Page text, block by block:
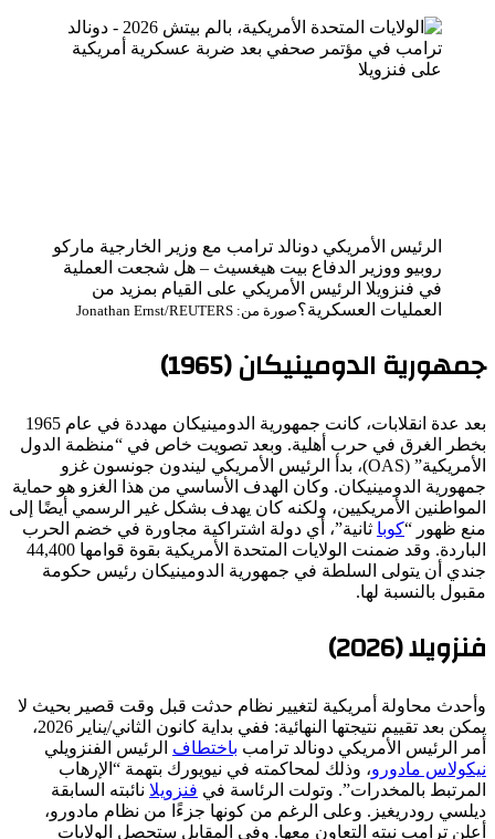
الرئيس الأمريكي دونالد ترامب مع وزير الخارجية ماركو
روبيو ووزير الدفاع بيت هيغسيث – هل شجعت العملية
في فنزويلا الرئيس الأمريكي على القيام بمزيد من
العمليات العسكرية؟صورة من: Jonathan Ernst/REUTERS
جمهورية الدومينيكان (1965)
بعد عدة انقلابات، كانت جمهورية الدومينيكان مهددة في عام 1965
بخطر الغرق في حرب أهلية. وبعد تصويت خاص في “منظمة الدول
الأمريكية” (OAS)، بدأ الرئيس الأمريكي ليندون جونسون غزو
جمهورية الدومينيكان. وكان الهدف الأساسي من هذا الغزو هو حماية
المواطنين الأمريكيين، ولكنه كان يهدف بشكل غير الرسمي أيضًا إلى
منع ظهور “كوبا ثانية”، أي دولة اشتراكية مجاورة في خضم الحرب
الباردة. وقد ضمنت الولايات المتحدة الأمريكية بقوة قوامها 44,400
جندي أن يتولى السلطة في جمهورية الدومينيكان رئيس حكومة
مقبول بالنسبة لها.
فنزويلا (2026)
وأحدث محاولة أمريكية لتغيير نظام حدثت قبل وقت قصير بحيث لا
يمكن بعد تقييم نتيجتها النهائية: ففي بداية كانون الثاني/يناير 2026،
أمر الرئيس الأمريكي دونالد ترامب باختطاف الرئيس الفنزويلي
نيكولاس مادورو، وذلك لمحاكمته في نيويورك بتهمة “الإرهاب
المرتبط بالمخدرات”. وتولت الرئاسة في فنزويلا نائبته السابقة
ديلسي رودريغيز. وعلى الرغم من كونها جزءًا من نظام مادورو،
أعلن ترامب نيته التعاون معها. وفي المقابل ستحصل الولايات